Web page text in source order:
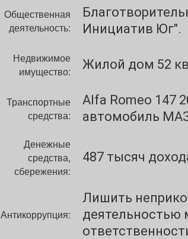
Общественная
деятельность:
Инициатив Юг".
Недвижимое
имущество:
Жилой дом 52
Транспортные
средства:
Alfa Romeo 147
автомобиль
Денежные
средства,
сбережения:
487 тысяч
Антикоррупция:
Лишить
деятельностью